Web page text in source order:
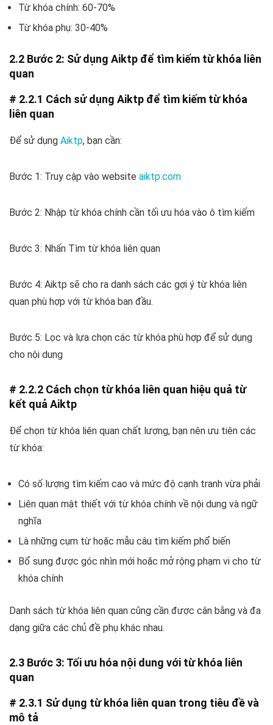
Từ khóa chính: 60-70%
Từ khóa phụ: 30-40%
2.2 Bước 2: Sử dụng Aiktp để tìm kiếm từ khóa liên
quan
# 2.2.1 Cách sử dụng Aiktp để tìm kiếm từ khóa
liên quan
Để sử dụng Aiktp, bạn cần:
Bước 1: Truy cập vào website aiktp.com
Bước 2: Nhập từ khóa chính cần tối ưu hóa vào ô tìm kiếm
Bước 3: Nhấn Tìm từ khóa liên quan
Bước 4: Aiktp sẽ cho ra danh sách các gợi ý từ khóa liên
quan phù hợp với từ khóa ban đầu.
Bước 5: Lọc và lựa chọn các từ khóa phù hợp để sử dụng
cho nội dung
# 2.2.2 Cách chọn từ khóa liên quan hiệu quả từ
kết quả Aiktp
Để chọn từ khóa liên quan chất lượng, bạn nên ưu tiên các
từ khóa:
Có số lượng tìm kiếm cao và mức độ cạnh tranh vừa phải
Liên quan mật thiết với từ khóa chính về nội dung và ngữ
nghĩa
Là những cụm từ hoặc mẫu câu tìm kiếm phổ biến
Bổ sung được góc nhìn mới hoặc mở rộng phạm vi cho từ
khóa chính
Danh sách từ khóa liên quan cũng cần được cân bằng và đa
dạng giữa các chủ đề phụ khác nhau.
2.3 Bước 3: Tối ưu hóa nội dung với từ khóa liên
quan
# 2.3.1 Sử dụng từ khóa liên quan trong tiêu đề và
mô tả